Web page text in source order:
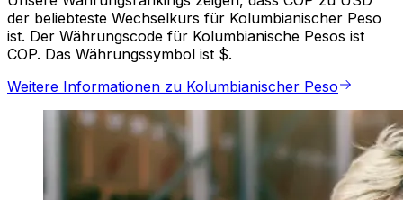
der beliebteste Wechselkurs für Kolumbianischer Peso
ist. Der Währungscode für Kolumbianische Pesos ist
COP. Das Währungssymbol ist $.
Weitere Informationen zu Kolumbianischer Peso